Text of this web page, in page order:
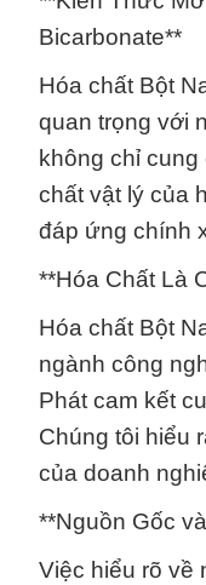
Bicarbonate**
Hóa chất Bột
quan trọng với
không chỉ
chất vật lý của
đáp ứng chính
**Hóa Chất Là
Hóa chất Bột
ngành công
Phát cam kết
Chúng tôi hiểu
của doanh
**Nguồn Gốc
Việc hiểu rõ về